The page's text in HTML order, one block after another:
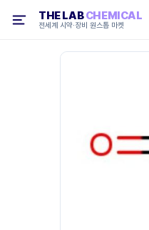
THE LABCHEMICAL
전세계 시약·장비 원스톱 마켓